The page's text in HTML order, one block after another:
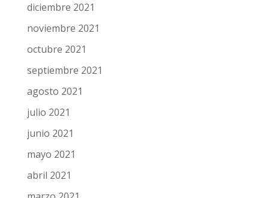
diciembre 2021
noviembre 2021
octubre 2021
septiembre 2021
agosto 2021
julio 2021
junio 2021
mayo 2021
abril 2021